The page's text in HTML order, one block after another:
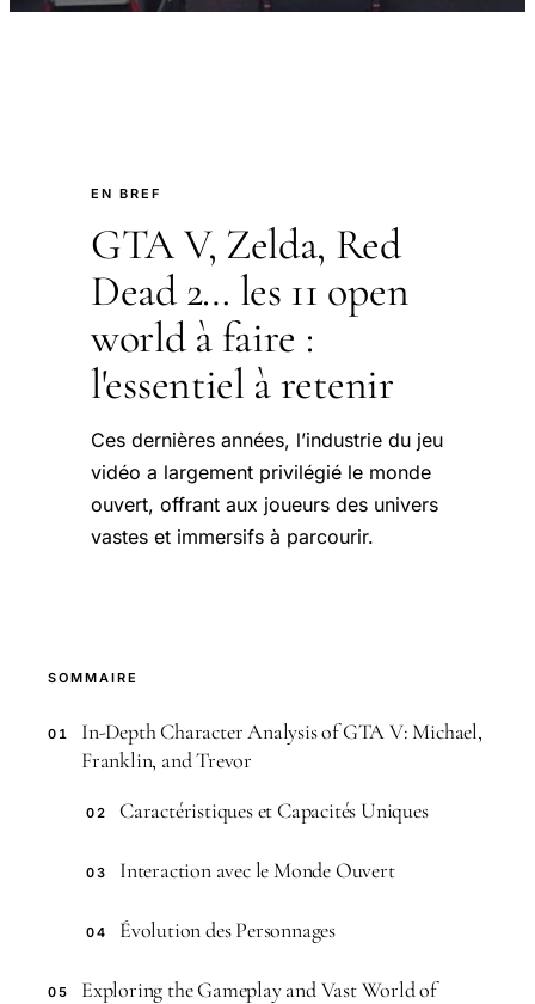
EN BREF
GTA V, Zelda, Red
Dead 2… les 11 open
world à faire :
l'essentiel à retenir
Ces dernières années, l’industrie du jeu
vidéo a largement privilégié le monde
ouvert, offrant aux joueurs des univers
vastes et immersifs à parcourir.
SOMMAIRE
01
In-Depth Character Analysis of GTA V: Michael,
Franklin, and Trevor
02 Caractéristiques et Capacités Uniques
03 Interaction avec le Monde Ouvert
04 Évolution des Personnages
05
Exploring the Gameplay and Vast World of